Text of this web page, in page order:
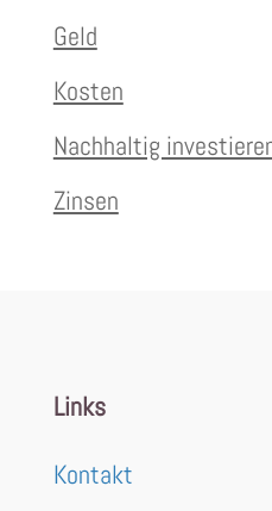
Geld
Kosten
Nachhaltig
Zinsen
Links
Kontakt